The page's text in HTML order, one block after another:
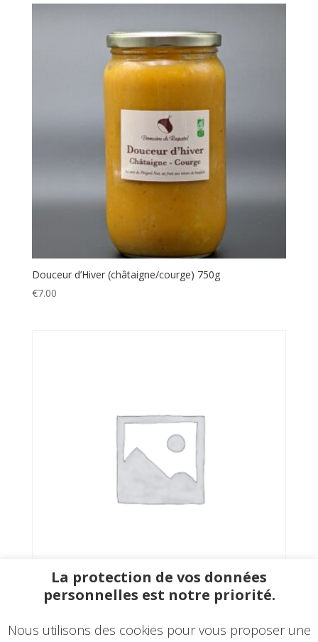
Douceur d’Hiver (châtaigne/courge) 750g
€7.00
Farine de châtaigne 1000g
La protection de vos données
personnelles est notre priorité.
Nous utilisons des cookies pour vous proposer une